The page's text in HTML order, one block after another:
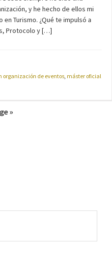
y he hecho de ellos mi
Turismo. ¿Qué te impulsó a
Protocolo y […]
organización de eventos, máster oficial
»